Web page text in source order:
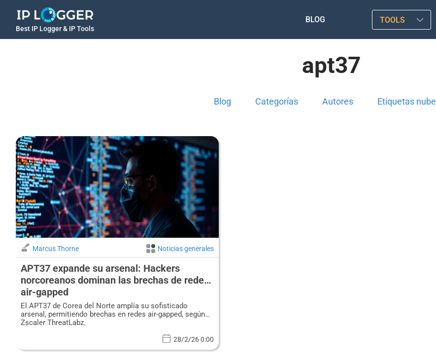
Best IP Logger & IP Tools
BLOG TOOLS
apt37
Blog Categorías Autores Etiquetas nube
Marcus Thorne Noticias generales
APT37 expande su arsenal: Hackers
norcoreanos dominan las brechas de redes
air-gapped
El APT37 de Corea del Norte amplía su sofisticado
arsenal, permitiendo brechas en redes air-gapped, según
Zscaler ThreatLabz.
28/2/26 0:00